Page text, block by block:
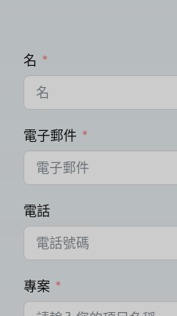
名
電子郵件
電話
專案